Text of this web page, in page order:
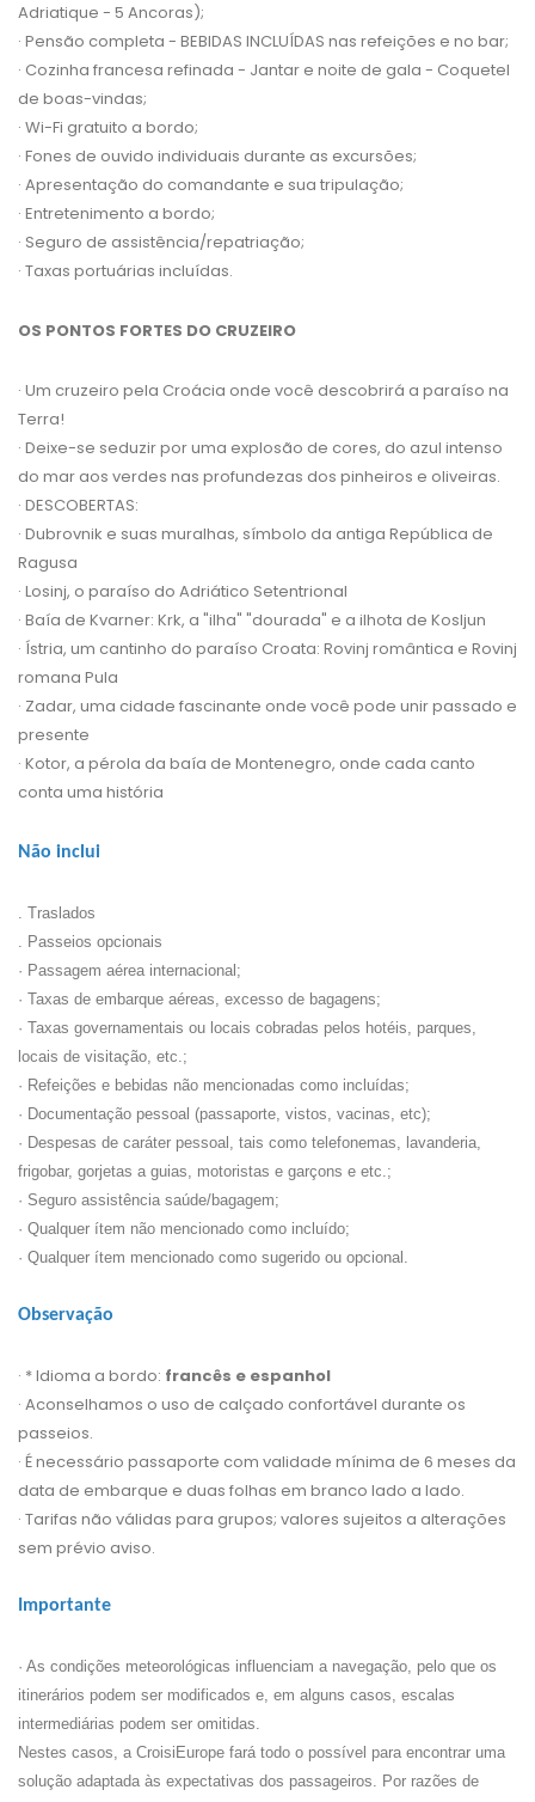
Adriatique - 5 Ancoras);
· Pensão completa - BEBIDAS INCLUÍDAS nas refeições e no bar;
· Cozinha francesa refinada - Jantar e noite de gala - Coquetel
de boas-vindas;
· Wi-Fi gratuito a bordo;
· Fones de ouvido individuais durante as excursões;
· Apresentação do comandante e sua tripulação;
· Entretenimento a bordo;
· Seguro de assistência/repatriação;
· Taxas portuárias incluídas.
OS PONTOS FORTES DO CRUZEIRO
· Um cruzeiro pela Croácia onde você descobrirá a paraíso na
Terra!
· Deixe-se seduzir por uma explosão de cores, do azul intenso
do mar aos verdes nas profundezas dos pinheiros e oliveiras.
· DESCOBERTAS:
· Dubrovnik e suas muralhas, símbolo da antiga República de
Ragusa
· Losinj, o paraíso do Adriático Setentrional
· Baía de Kvarner: Krk, a "ilha" "dourada" e a ilhota de Kosljun
· Ístria, um cantinho do paraíso Croata: Rovinj romântica e Rovinj
romana Pula
· Zadar, uma cidade fascinante onde você pode unir passado e
presente
· Kotor, a pérola da baía de Montenegro, onde cada canto
conta uma história
Não inclui
. Traslados
. Passeios opcionais
· Passagem aérea internacional;
· Taxas de embarque aéreas, excesso de bagagens;
· Taxas governamentais ou locais cobradas pelos hotéis, parques,
locais de visitação, etc.;
· Refeições e bebidas não mencionadas como incluídas;
· Documentação pessoal (passaporte, vistos, vacinas, etc);
· Despesas de caráter pessoal, tais como telefonemas, lavanderia,
frigobar, gorjetas a guias, motoristas e garçons e etc.;
· Seguro assistência saúde/bagagem;
· Qualquer ítem não mencionado como incluído;
· Qualquer ítem mencionado como sugerido ou opcional.
Observação
· * Idioma a bordo: francês e espanhol
· Aconselhamos o uso de calçado confortável durante os
passeios.
· É necessário passaporte com validade mínima de 6 meses da
data de embarque e duas folhas em branco lado a lado.
· Tarifas não válidas para grupos; valores sujeitos a alterações
sem prévio aviso.
Importante
· As condições meteorológicas influenciam a navegação, pelo que os
itinerários podem ser modificados e, em alguns casos, escalas
intermediárias podem ser omitidas.
Nestes casos, a CroisiEurope fará todo o possível para encontrar uma
solução adaptada às expectativas dos passageiros. Por razões de